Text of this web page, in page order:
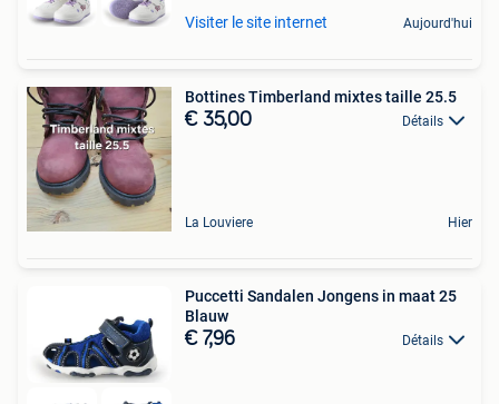
Visiter le site internet Aujourd'hui
Bottines Timberland mixtes taille 25.5
€ 35,00 Détails
La Louviere Hier
Puccetti Sandalen Jongens in maat 25
Blauw
€ 7,96 Détails